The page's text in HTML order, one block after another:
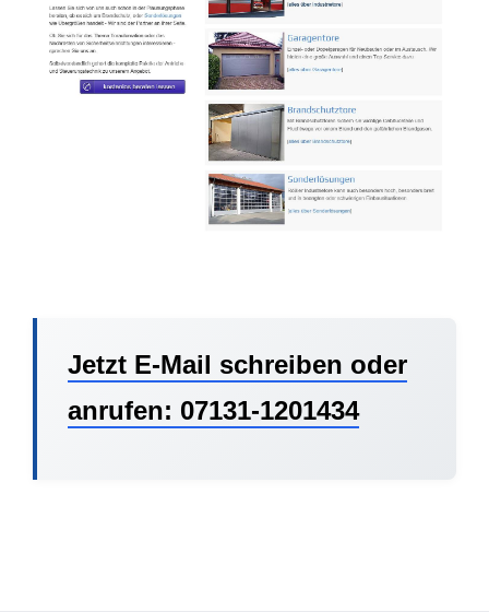
Jetzt E-Mail schreiben oder
anrufen: 07131-1201434